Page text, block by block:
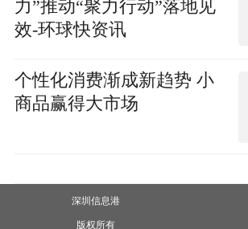
力”推动“聚力行动”落地见
效-环球快资讯
个性化消费渐成新趋势 小
商品赢得大市场
深圳信息港
版权所有